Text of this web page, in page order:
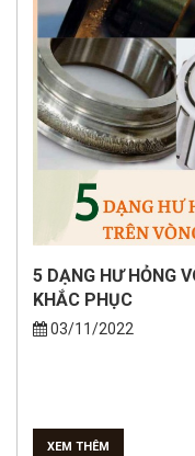
5 DẠNG HƯ HỎNG
KHẮC PHỤC
03/11/2022
XEM THÊM